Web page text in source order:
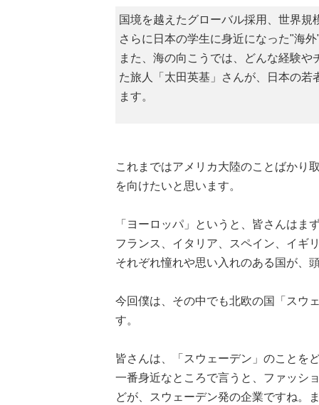
国境を越えたグローバル採用、世界
さらに日本の学生に身近になった"海
また、海の向こうでは、どんな経験
た旅人「太田英基」さんが、日本の
ます。
これまではアメリカ大陸のことばかり
を向けたいと思います。
「ヨーロッパ」というと、皆さんはま
フランス、イタリア、スペイン、イギ
それぞれ憧れや思い入れのある国が、
今回僕は、その中でも北欧の国「スウ
す。
皆さんは、「スウェーデン」のことを
一番身近なところで言うと、ファッシ
どが、スウェーデン発の企業ですね。